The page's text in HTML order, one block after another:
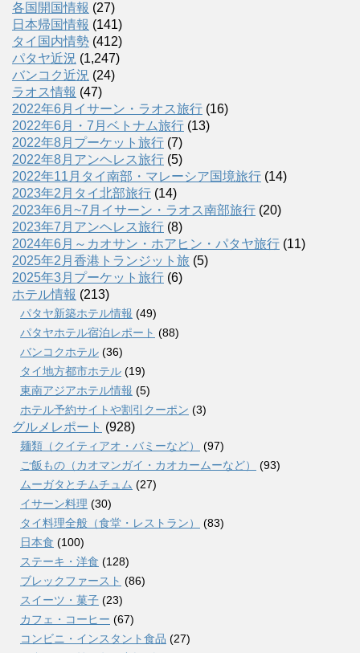
各国開国情報 (27)
日本帰国情報 (141)
タイ国内情勢 (412)
パタヤ近況 (1,247)
バンコク近況 (24)
ラオス情報 (47)
2022年6月イサーン・ラオス旅行 (16)
2022年6月・7月ベトナム旅行 (13)
2022年8月プーケット旅行 (7)
2022年8月アンヘレス旅行 (5)
2022年11月タイ南部・マレーシア国境旅行 (14)
2023年2月タイ北部旅行 (14)
2023年6月~7月イサーン・ラオス南部旅行 (20)
2023年7月アンヘレス旅行 (8)
2024年6月～カオサン・ホアヒン・パタヤ旅行 (11)
2025年2月香港トランジット旅 (5)
2025年3月プーケット旅行 (6)
ホテル情報 (213)
パタヤ新築ホテル情報 (49)
パタヤホテル宿泊レポート (88)
バンコクホテル (36)
タイ地方都市ホテル (19)
東南アジアホテル情報 (5)
ホテル予約サイトや割引クーポン (3)
グルメレポート (928)
麺類（クイティアオ・バミーなど）
(97)
ご飯もの（カオマンガイ・カオカームーなど）
(93)
ムーガタとチムチュム (27)
イサーン料理 (30)
タイ料理全般（食堂・レストラン）
(83)
日本食 (100)
ステーキ・洋食 (128)
ブレックファースト (86)
スイーツ・菓子 (23)
カフェ・コーヒー (67)
コンビニ・インスタント食品 (27)